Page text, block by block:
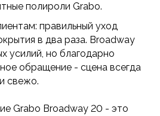
полироли Grabo.
правильный уход
в два раза. Broadway
усилий, но благодарно
обращение - сцена всегда
свежо.
Grabo Broadway 20 - это